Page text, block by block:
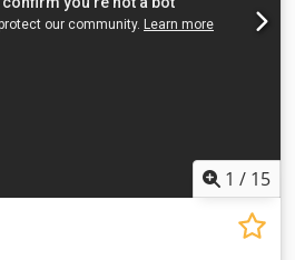
1 / 15